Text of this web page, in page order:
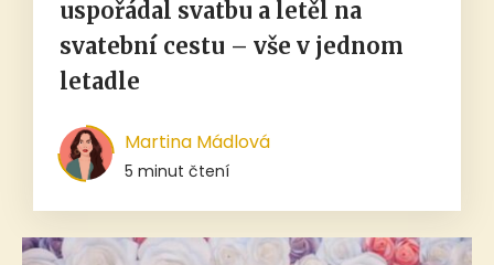
uspořádal svatbu a letěl na
svatební cestu – vše v jednom
letadle
Martina Mádlová
5 minut čtení